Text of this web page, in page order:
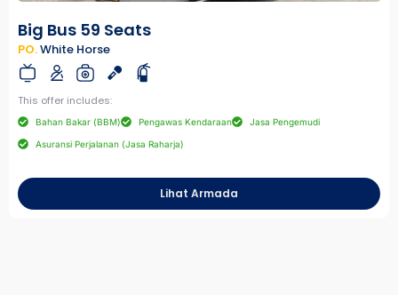
Big Bus 59 Seats
PO.White Horse
This offer includes:
Bahan Bakar (BBM) Pengawas Kendaraan Jasa Pengemudi
Asuransi Perjalanan (Jasa Raharja)
Lihat Armada